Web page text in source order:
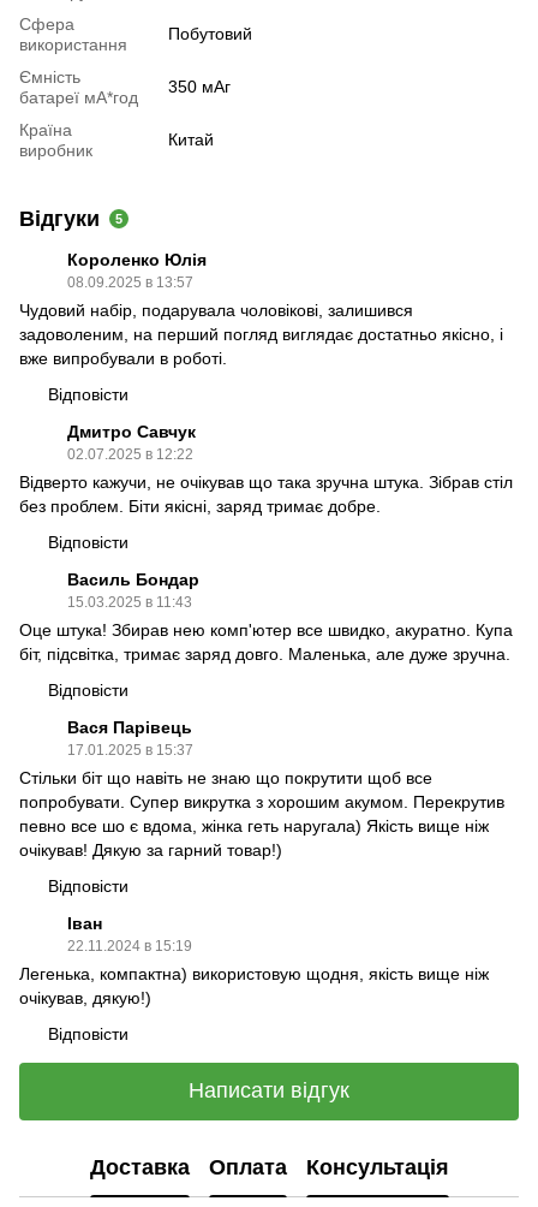
Сфера
використання
Побутовий
Ємність
батареї мА*год
350 мАг
Країна
виробник
Китай
Відгуки 5
Короленко Юлія
08.09.2025 в 13:57
Чудовий набір, подарувала чоловікові, залишився
задоволеним, на перший погляд виглядає достатньо якісно, і
вже випробували в роботі.
Відповісти
Дмитро Савчук
02.07.2025 в 12:22
Відверто кажучи, не очікував що така зручна штука. Зібрав стіл
без проблем. Біти якісні, заряд тримає добре.
Відповісти
Василь Бондар
15.03.2025 в 11:43
Оце штука! Збирав нею комп'ютер все швидко, акуратно. Купа
біт, підсвітка, тримає заряд довго. Маленька, але дуже зручна.
Відповісти
Вася Парівець
17.01.2025 в 15:37
Стільки біт що навіть не знаю що покрутити щоб все
попробувати. Супер викрутка з хорошим акумом. Перекрутив
певно все шо є вдома, жінка геть наругала) Якість вище ніж
очікував! Дякую за гарний товар!)
Відповісти
Іван
22.11.2024 в 15:19
Легенька, компактна) використовую щодня, якість вище ніж
очікував, дякую!)
Відповісти
Написати відгук
Доставка Оплата Консультація